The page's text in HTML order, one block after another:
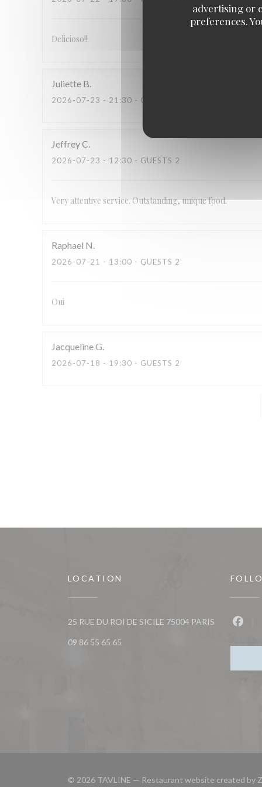
advertising or
preferences.
Delicioso!!
Juliette B
2026-07-23 - 21:30 - GUESTS 4
JeffreyC
2026-07-23 - 12:30 - GUESTS 2
Very attentive service. Outstanding, unique food.
Raphael N
2026-07-21 - 13:00 - GUESTS 2
Oui
JacquelineG
2026-07-18 - 19:30 - GUESTS 2
LOCATION
25 RUE DU ROI DE SICILE 75004 PARIS((opens in a
09 86 55 65 65
© 2026 TAVLINE — Restaurant website created by